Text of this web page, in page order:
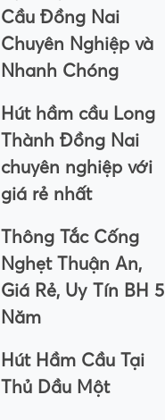
Cầu Đồng Nai
Chuyên Nghiệp và
Nhanh Chóng
Hút hầm cầu Long
Thành Đồng Nai
chuyên nghiệp với
giá rẻ nhất
Thông Tắc Cống
Nghẹt Thuận An,
Giá Rẻ, Uy Tín BH 5
Năm
Hút Hầm Cầu Tại
Thủ Dầu Một